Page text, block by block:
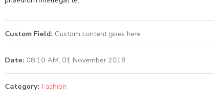
Custom Field: Custom content goes here
Date: 08.10 AM, 01 November 2018
Category: Fashion